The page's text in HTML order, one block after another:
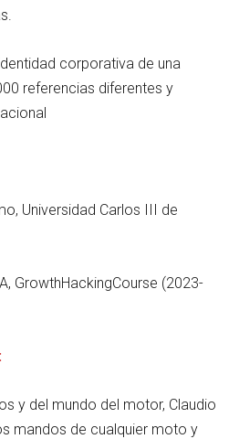
corporativa de una
referencias diferentes y
Universidad Carlos III de
GrowthHackingCourse (2023-
y del mundo del motor, Claudio
mandos de cualquier moto y